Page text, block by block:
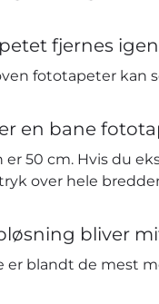
fjernes
fototapeter kan
en bane
er 50 cm. Hvis du
over hele
bliver
er blandt de mest